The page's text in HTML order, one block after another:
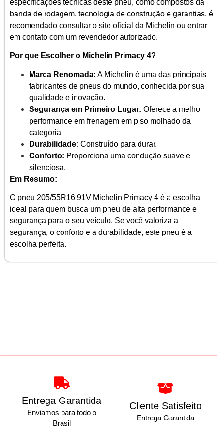
especificações técnicas deste pneu, como compostos da
banda de rodagem, tecnologia de construção e garantias, é
recomendado consultar o site oficial da Michelin ou entrar
em contato com um revendedor autorizado.
Por que Escolher o Michelin Primacy 4?
Marca Renomada: A Michelin é uma das principais
fabricantes de pneus do mundo, conhecida por sua
qualidade e inovação.
Segurança em Primeiro Lugar: Oferece a melhor
performance em frenagem em piso molhado da
categoria.
Durabilidade: Construído para durar.
Conforto: Proporciona uma condução suave e
silenciosa.
Em Resumo:
O pneu 205/55R16 91V Michelin Primacy 4 é a escolha
ideal para quem busca um pneu de alta performance e
segurança para o seu veículo. Se você valoriza a
segurança, o conforto e a durabilidade, este pneu é a
escolha perfeita.
Entrega Garantida
Enviamos para todo o
Brasil
Cliente Satisfeito
Entrega Garantida